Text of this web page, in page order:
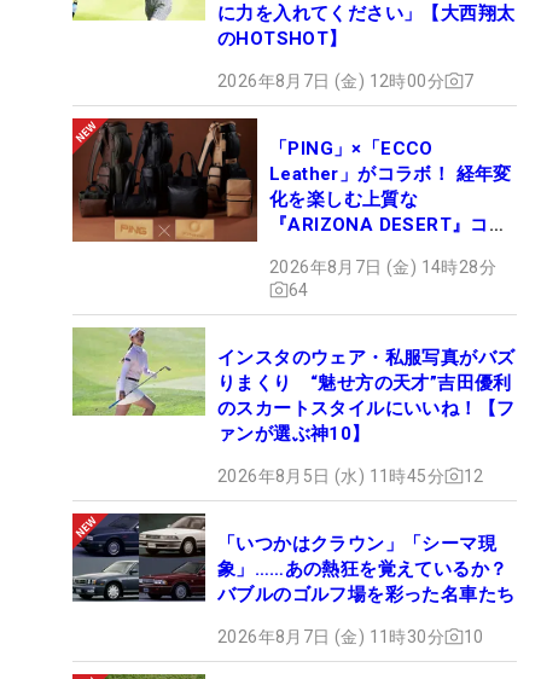
に力を入れてください」【大西翔太
のHOTSHOT】
2026年8月7日 (金) 12時00分 7
「PING」×「ECCO
Leather」がコラボ！ 経年変
化を楽しむ上質な
『ARIZONA DESERT』コレ
ュー
2026年8月7日 (金) 14時28分
64
インスタのウェア・私服写真がバズ
りまくり “魅せ方の天才”吉田優利
のスカートスタイルにいいね！【フ
ァンが選ぶ神10】
2026年8月5日 (水) 11時45分 12
「いつかはクラウン」「シーマ現
象」……あの熱狂を覚えているか？
バブルのゴルフ場を彩った名車たち
2026年8月7日 (金) 11時30分 10